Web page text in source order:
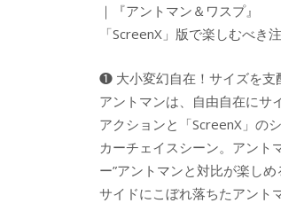
｜『アントマン＆ワスプ』
「ScreenX」版で楽しむべき
❶ 大小変幻自在！サイズを支
アントマンは、自由自在にサ
アクションと「ScreenX」の
カーチェイスシーン。アント
ー”アントマンと対比が楽し
サイドにこぼれ落ちたアント